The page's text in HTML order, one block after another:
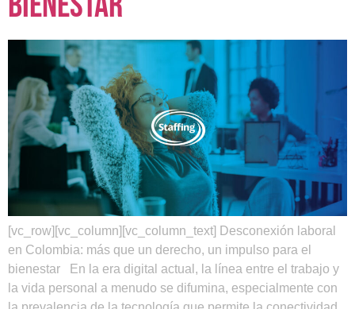
[vc_row][vc_column][vc_column_text] Desconexión laboral
en Colombia: más que un derecho, un impulso para el
bienestar En la era digital actual, la línea entre el trabajo y
la vida personal a menudo se difumina, especialmente con